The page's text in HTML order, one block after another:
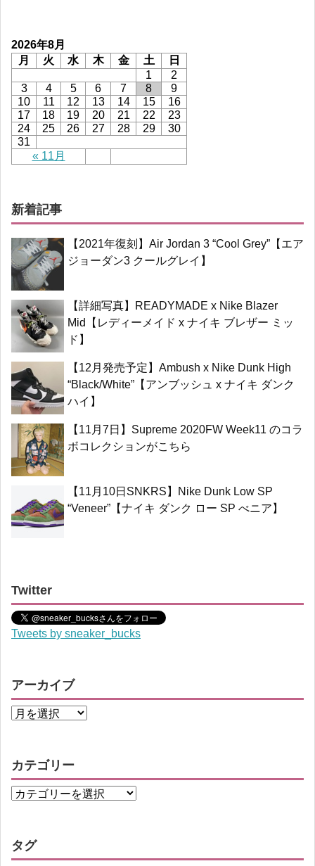
2026年8月
月
火 水 木 金 土 日
« 11月
1
2
3
4 5 6 7 8
9
10
11 12 13 14 15
16
17
18 19 20 21 22
23
24
25 26 27 28 29
30
31
新着記事
【2021年復刻】Air Jordan 3 “Cool Grey”【エア
ジョーダン3 クールグレイ】
【詳細写真】READYMADE x Nike Blazer
Mid【レディーメイド x ナイキ ブレザー ミッ
ド】
【12月発売予定】Ambush x Nike Dunk High
“Black/White”【アンブッシュ x ナイキ ダンク
ハイ】
【11月7日】Supreme 2020FW Week11 のコラ
ボコレクションがこちら
【11月10日SNKRS】Nike Dunk Low SP
“Veneer”【ナイキ ダンク ロー SP べニア】
Twitter
Tweets by sneaker_bucks
アーカイブ
カテゴリー
タグ